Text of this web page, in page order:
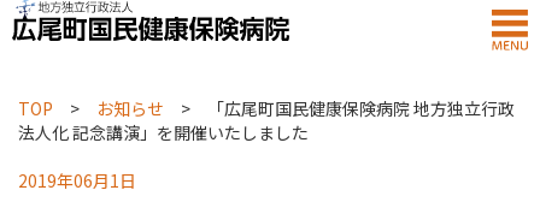
TOP > お知らせ >
「広尾町国民健康保険病院 地方独立行政
法人化 記念講演」を開催いたしました
2019年06月1日